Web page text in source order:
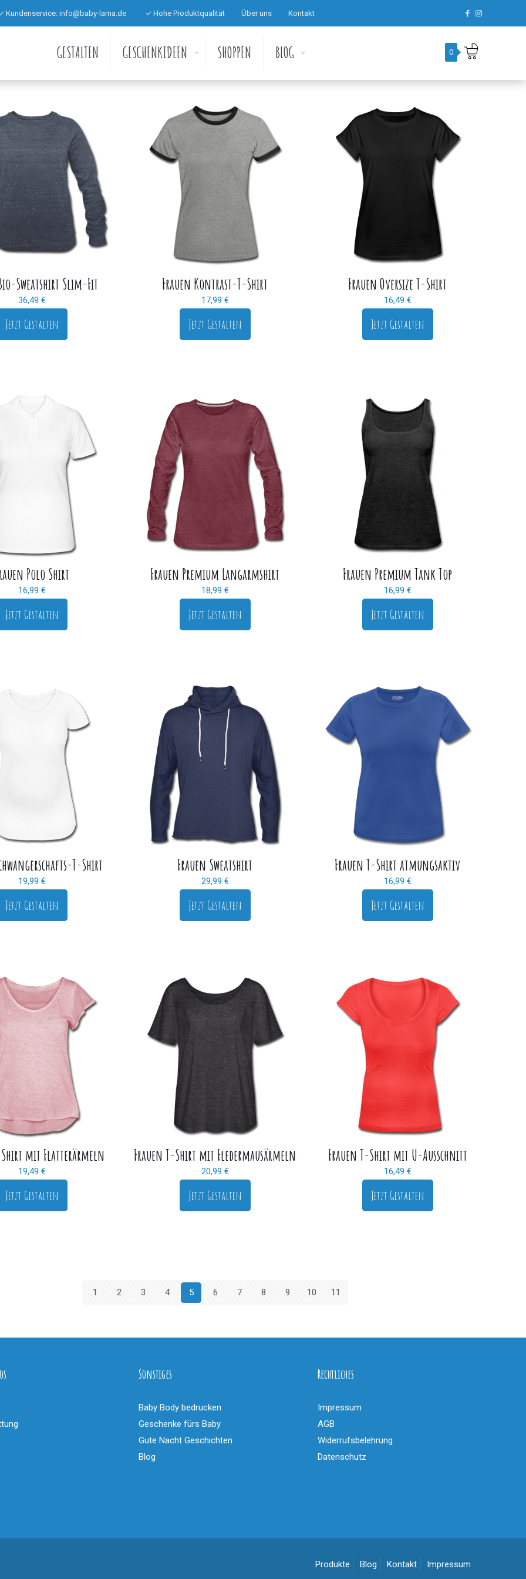
Kundenservice: info@baby-lama.de ✓ Hohe Produktqualität Über uns Kontakt
GESTALTEN GESCHENKIDEEN SHOPPEN BLOG 0
Sweatshirt Slim-Fit
36,49€
Jetzt Gestalten
Frauen Kontrast-T-Shirt
17,99 €
Jetzt Gestalten
Frauen Oversize T-Shirt
16,49 €
Jetzt Gestalten
Polo Shirt
16,99€
Jetzt Gestalten
Frauen Premium Langarmshirt
18,99 €
Jetzt Gestalten
Frauen Premium Tank Top
16,99 €
Jetzt Gestalten
T-Shirt
19,99€
Jetzt Gestalten
Frauen Sweatshirt
29,99 €
Jetzt Gestalten
Frauen T-Shirt atmungsaktiv
16,99 €
Jetzt Gestalten
Shirt mit Flatterärmeln
19,49€
Jetzt Gestalten
Frauen T-Shirt mit Fledermausärmeln
20,99 €
Jetzt Gestalten
Frauen T-Shirt mit U-Ausschnitt
16,49 €
Jetzt Gestalten
1 2 3 4 5 6 7 8 9 10 11
Sonstiges
Baby Body bedrucken
Geschenke fürs Baby
Gute Nacht Geschichten
Blog
Rechtliches
Impressum
AGB
Widerrufsbelehrung
Datenschutz
Produkte Blog Kontakt Impressum